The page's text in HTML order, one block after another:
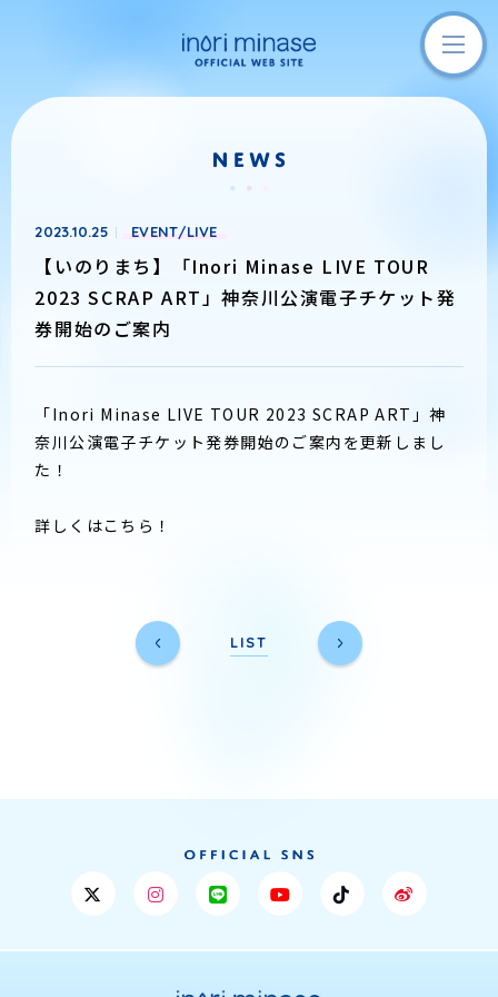
2023.10.25 EVENT/LIVE
【いのりまち】「Inori Minase LIVE TOUR
2023 SCRAP ART」神奈川公演電子チケット発
券開始のご案内
「Inori Minase LIVE TOUR 2023 SCRAP ART」神
奈川公演電子チケット発券開始のご案内を更新しまし
た！
詳しくはこちら！
LIST